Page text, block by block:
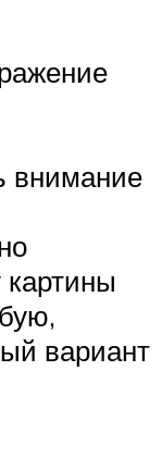
внимание
вариант